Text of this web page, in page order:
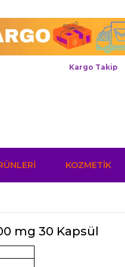
Kargo Takip
KOZMETİK
mg 30 Kapsül